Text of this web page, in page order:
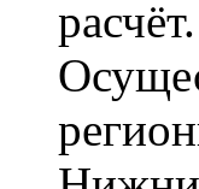
расчёт.